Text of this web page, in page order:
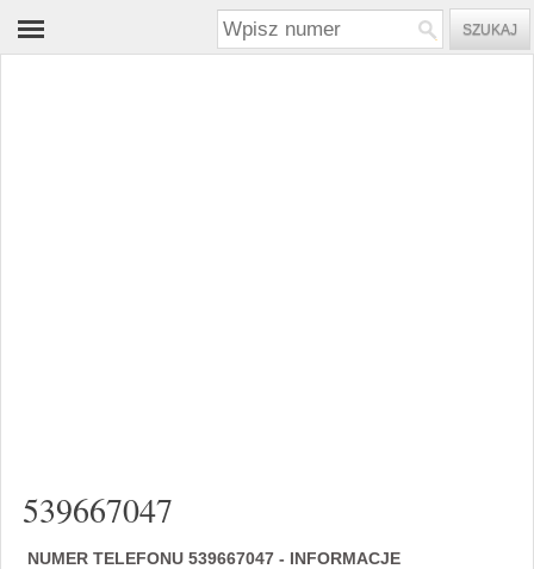
539667047
NUMER TELEFONU 539667047 - INFORMACJE